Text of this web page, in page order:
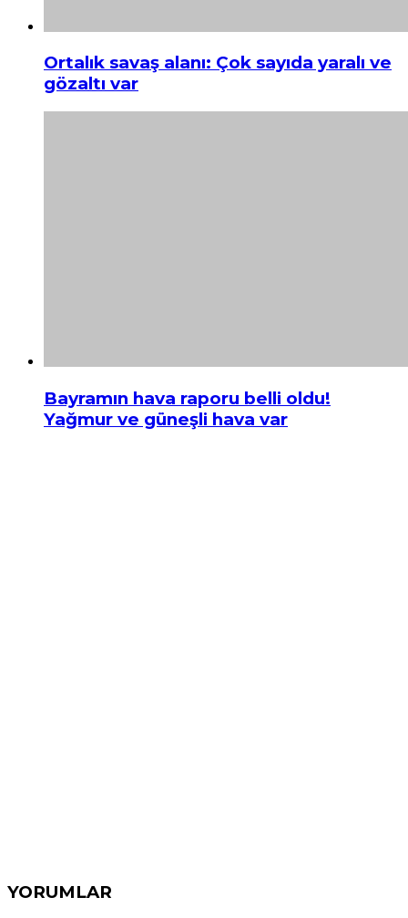
Ortalık savaş alanı: Çok sayıda yaralı ve
gözaltı var
Bayramın hava raporu belli oldu!
Yağmur ve güneşli hava var
YORUMLAR